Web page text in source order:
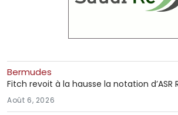
Bermudes
Fitch revoit à la hausse la notation d’ASR
Août 6, 2026